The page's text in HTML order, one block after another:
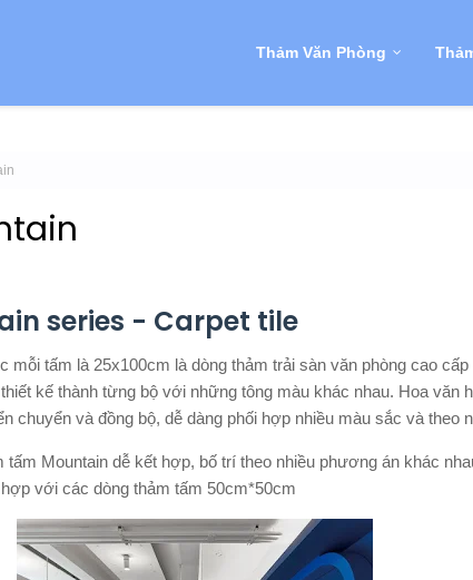
Thảm Văn Phòng
series - Carpet tile
tấm là 25x100cm là dòng thảm trải sàn văn phòng cao
kế thành từng bộ với những tông màu khác nhau. Hoa văn
chuyển và đồng bộ, dễ dàng phối hợp nhiều màu sắc và theo
Mountain dễ kết hợp, bố trí theo nhiều phương án khác
với các dòng thảm tấm 50cm*50cm